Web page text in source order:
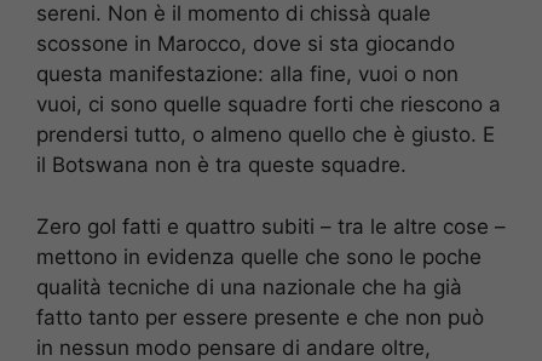
sereni. Non è il momento di chissà quale
scossone in Marocco, dove si sta giocando
questa manifestazione: alla fine, vuoi o non
vuoi, ci sono quelle squadre forti che riescono a
prendersi tutto, o almeno quello che è giusto. E
il Botswana non è tra queste squadre.
Zero gol fatti e quattro subiti – tra le altre cose –
mettono in evidenza quelle che sono le poche
qualità tecniche di una nazionale che ha già
fatto tanto per essere presente e che non può
in nessun modo pensare di andare oltre,